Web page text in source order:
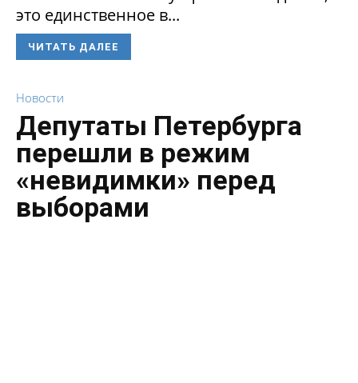
это единственное в...
ЧИТАТЬ ДАЛЕЕ
Новости
Депутаты Петербурга
перешли в режим
«невидимки» перед
выборами